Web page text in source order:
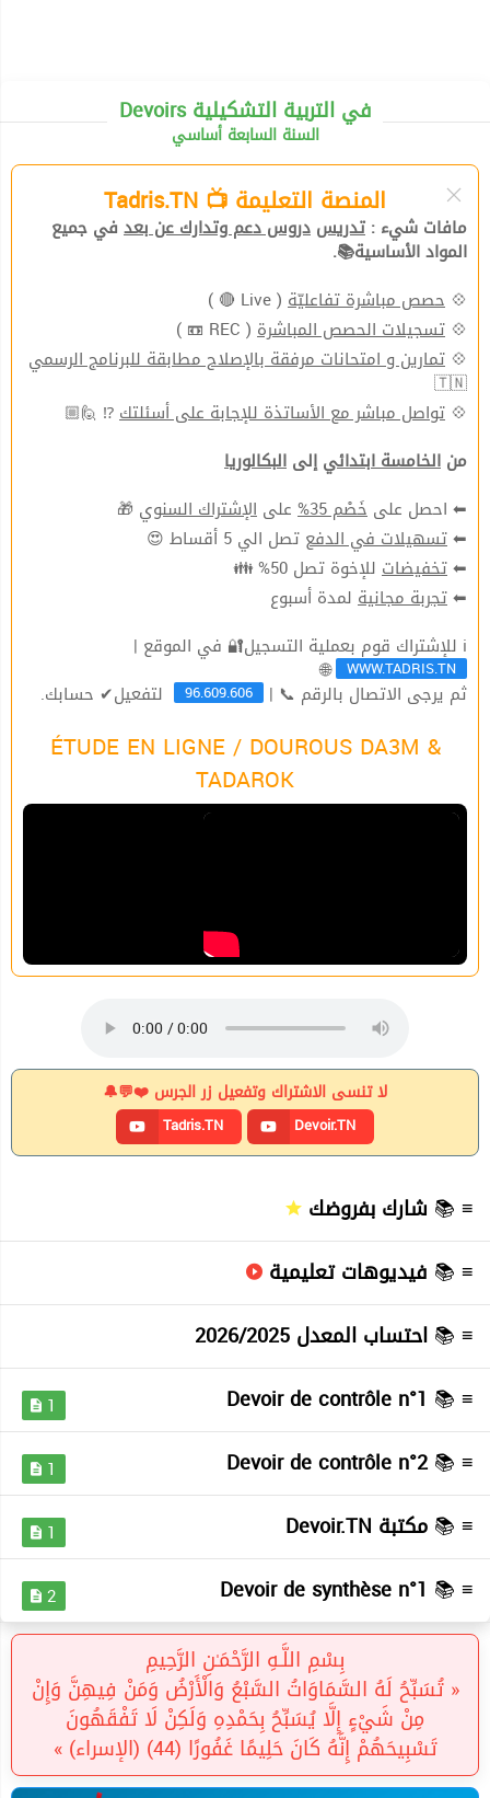
Devoirs في التربية التشكيلية
السنة السابعة أساسي
المنصة التعليمة 📺 Tadris.TN
مافات شيء : تدريس دروس دعم وتدارك عن بعد في جميع
المواد الأساسية📚.
💠 حصص مباشرة تفاعليّة ( Live 🔴 )
💠 تسجيلات الحصص المباشرة ( REC 📼 )
💠 تمارين و امتحانات مرفقة بالإصلاح مطابقة للبرنامج الرسمي
🇹🇳
💠 تواصل مباشر مع الأساتذة للإجابة على أسئلتك⁉ 🙋🏼
من الخامسة ابتدائي إلى البكالوريا
⬅ احصل على خَصْم 35% على الإشتراك السنوي 🎁
⬅تسهيلات في الدفع تصل الي 5 أقساط 😍
⬅تخفيضات للإخوة تصل 50% 👪
⬅تجربة مجانية لمدة أسبوع
ℹ للإشتراك قوم بعملية التسجيل🔐 في الموقع |
WWW.TADRIS.TN
🌐
ثم يرجى الاتصال بالرقم 📞 | 96.609.606 لتفعيل✔ حسابك.
ÉTUDE EN LIGNE / DOUROUS DA3M &
TADAROK
لا تنسى الاشتراك وتفعيل زر الجرس ❤️💬🔔
Tadris.TN Devoir.TN
≡ 📚 شارك بفروضك
≡ 📚 فيديوهات تعليمية
≡ 📚 احتساب المعدل 2026/2025
≡ 📚
Devoir de contrôle n°1
1
≡ 📚
Devoir de contrôle n°2
1
≡ 📚 مكتبة Devoir.TN 1
≡ 📚
Devoir de synthèse n°1
2
بِسْمِ اللَّـهِ الرَّحْمَـٰنِ الرَّحِيمِ
« تُسَبِّحُ لَهُ السَّمَاوَاتُ السَّبْعُ وَالْأَرْضُ وَمَنْ فِيهِنَّ وَإِنْ
مِنْ شَيْءٍ إِلَّا يُسَبِّحُ بِحَمْدِهِ وَلَكِنْ لَا تَفْقَهُونَ
تَسْبِيحَهُمْ إِنَّهُ كَانَ حَلِيمًا غَفُورًا (44) (الإسراء) »